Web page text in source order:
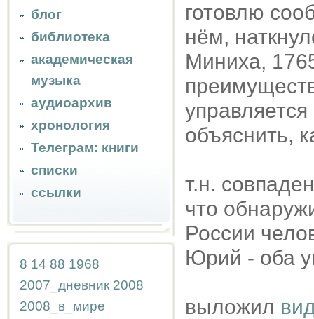
блог
библиотека
академическая
музыка
аудиоархив
хронология
Телеграм: книги
списки
ссылки
8 14 88 1968
2007_дневник 2008
2008_в_мире
готовлю
нём,
Миниха,
объяснить,
т.н.
что
России
Юрий - оба
выложил